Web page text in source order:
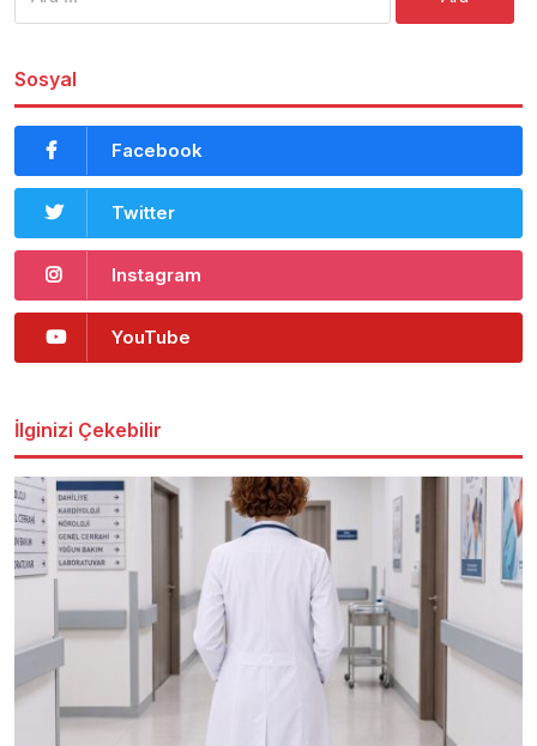
Sosyal
Facebook
Twitter
Instagram
YouTube
İlginizi Çekebilir